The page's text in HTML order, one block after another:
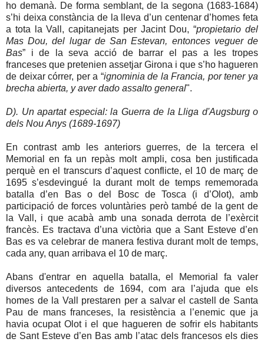
ho demanà. De forma semblant, de la segona (1683-1684)
s’hi deixa constància de la lleva d’un centenar d’homes feta
a tota la Vall, capitanejats per Jacint Dou, “propietario del
Mas Dou, del lugar de San Estevan, entonces veguer de
Bas” i de la seva acció de barrar el pas a les tropes
franceses que pretenien assetjar Girona i que s’ho hagueren
de deixar córrer, per a “ignominia de la Francia, por tener ya
brecha abierta, y aver dado assalto general".
D). Un apartat especial: la Guerra de la Lliga d'Augsburg o
dels Nou Anys (1689-1697)
En contrast amb les anteriors guerres, de la tercera el
Memorial en fa un repàs molt ampli, cosa ben justificada
perquè en el transcurs d’aquest conflicte, el 10 de març de
1695 s’esdevingué la durant molt de temps rememorada
batalla d’en Bas o del Bosc de Tosca (i d’Olot), amb
participació de forces voluntàries però també de la gent de
la Vall, i que acabà amb una sonada derrota de l’exèrcit
francès. Es tractava d’una victòria que a Sant Esteve d’en
Bas es va celebrar de manera festiva durant molt de temps,
cada any, quan arribava el 10 de març.
Abans d'entrar en aquella batalla, el Memorial fa valer
diversos antecedents de 1694, com ara l’ajuda que els
homes de la Vall prestaren per a salvar el castell de Santa
Pau de mans franceses, la resistència a l’enemic que ja
havia ocupat Olot i el que hagueren de sofrir els habitants
de Sant Esteve d’en Bas amb l’atac dels francesos els dies